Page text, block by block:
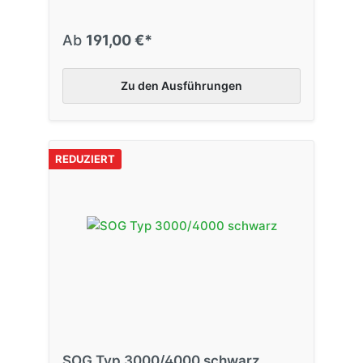
Ab 191,00 €*
Zu den Ausführungen
REDUZIERT